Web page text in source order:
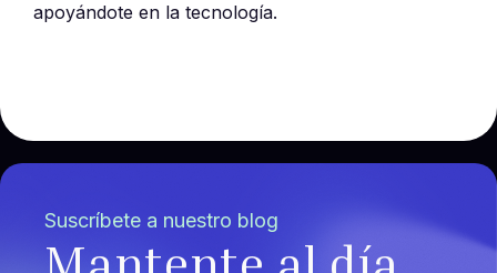
apoyándote en la tecnología.
Suscríbete a nuestro blog